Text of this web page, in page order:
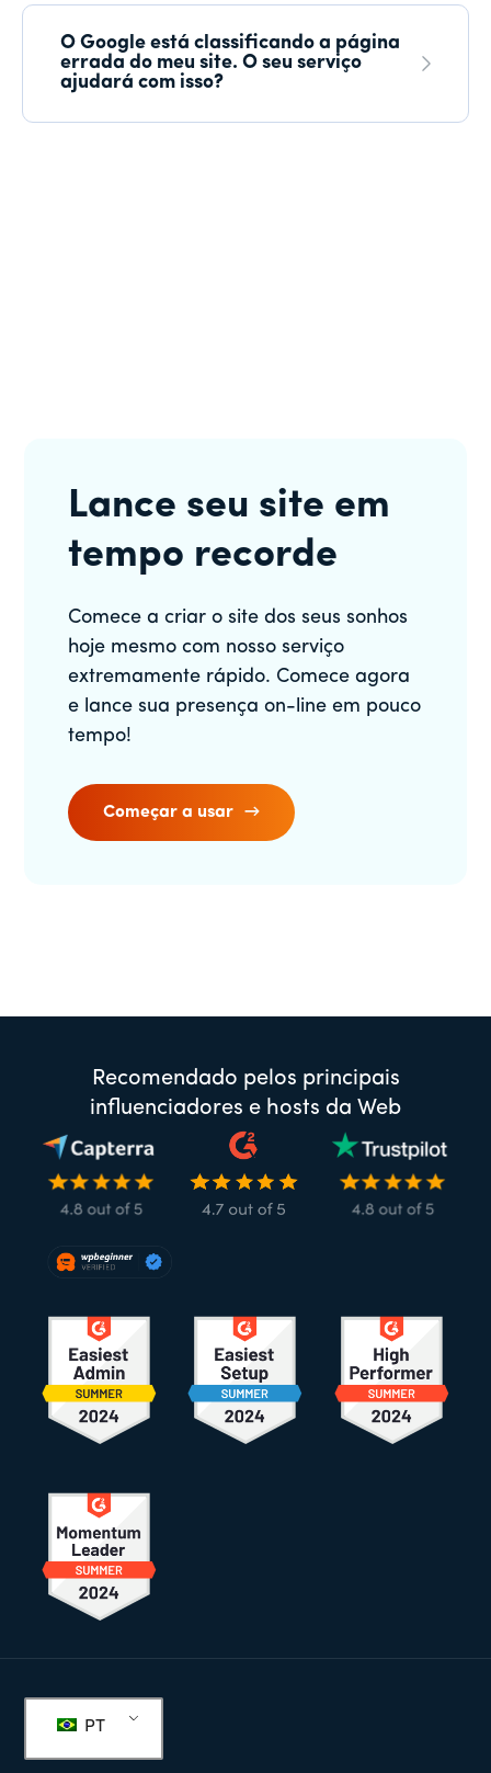
O Google está classificando a página
errada do meu site. O seu serviço
ajudará com isso?
Lance seu site em
tempo recorde
Comece a criar o site dos seus sonhos
hoje mesmo com nosso serviço
extremamente rápido. Comece agora
e lance sua presença on-line em pouco
tempo!
Começar a usar
Recomendado pelos principais
influenciadores e hosts da Web
PT